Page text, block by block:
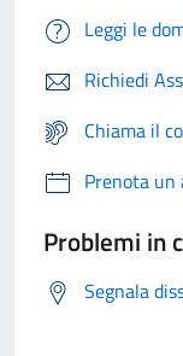
Leggi le
Richiedi
Chiama il
Prenota
Problemi in
Segnala